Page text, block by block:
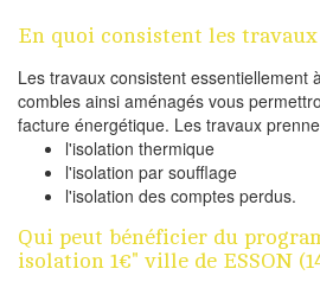
En quoi consistent les travaux
Les travaux consistent essentiellement
combles ainsi aménagés vous
facture énergétique. Les travaux
l'isolation thermique
l'isolation par soufflage
l'isolation des comptes perdus.
Qui peut bénéficier du
isolation 1€" ville de ESSON